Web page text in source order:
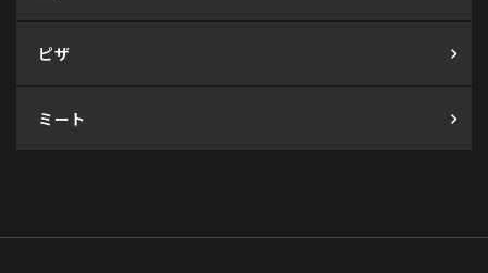
ピザ
ミート